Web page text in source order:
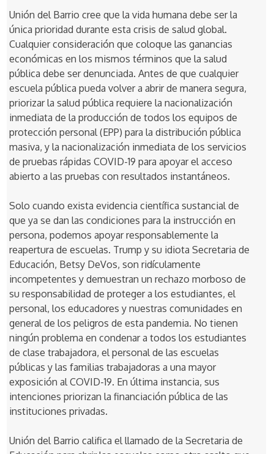
Unión del Barrio cree que la vida humana debe ser la
única prioridad durante esta crisis de salud global.
Cualquier consideración que coloque las ganancias
económicas en los mismos términos que la salud
pública debe ser denunciada. Antes de que cualquier
escuela pública pueda volver a abrir de manera segura,
priorizar la salud pública requiere la nacionalización
inmediata de la producción de todos los equipos de
protección personal (EPP) para la distribución pública
masiva, y la nacionalización inmediata de los servicios
de pruebas rápidas COVID-19 para apoyar el acceso
abierto a las pruebas con resultados instantáneos.
Solo cuando exista evidencia científica sustancial de
que ya se dan las condiciones para la instrucción en
persona, podemos apoyar responsablemente la
reapertura de escuelas. Trump y su idiota Secretaria de
Educación, Betsy DeVos, son ridículamente
incompetentes y demuestran un rechazo morboso de
su responsabilidad de proteger a los estudiantes, el
personal, los educadores y nuestras comunidades en
general de los peligros de esta pandemia. No tienen
ningún problema en condenar a todos los estudiantes
de clase trabajadora, el personal de las escuelas
públicas y las familias trabajadoras a una mayor
exposición al COVID-19. En última instancia, sus
intenciones priorizan la financiación pública de las
instituciones privadas.
Unión del Barrio califica el llamado de la Secretaria de